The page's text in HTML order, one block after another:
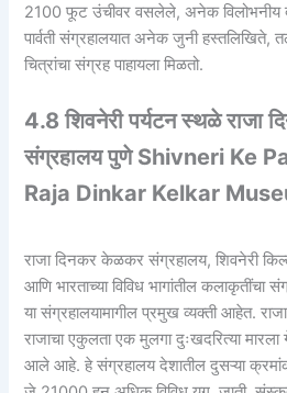
2100 फूट उंचीवर वसलेले, अनेक विलोभनीय
पार्वती संग्रहालयात अनेक जुनी हस्तलिखिते,
चित्रांचा संग्रह पाहायला मिळतो.
4.8 शिवनेरी पर्यटन स्थळे राजा
संग्रहालय पुणे Shivneri Ke
Raja Dinkar Kelkar
राजा दिनकर केळकर संग्रहालय, शिवनेरी
आणि भारताच्या विविध भागांतील
या संग्रहालयामागील प्रमुख व्यक्ती आहेत.
राजाचा एकुलता एक मुलगा दुःखदरित्या मारला
आले आहे. हे संग्रहालय देशातील दुसऱ्या